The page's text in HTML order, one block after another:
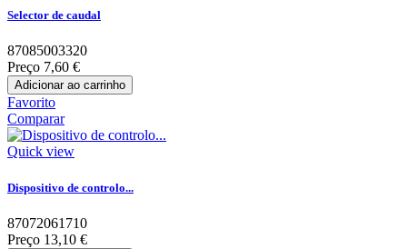
Selector de caudal
87085003320
Preço 7,60 €
Adicionar ao carrinho
Favorito
Comparar
Quick view
Dispositivo de controlo...
87072061710
Preço 13,10 €